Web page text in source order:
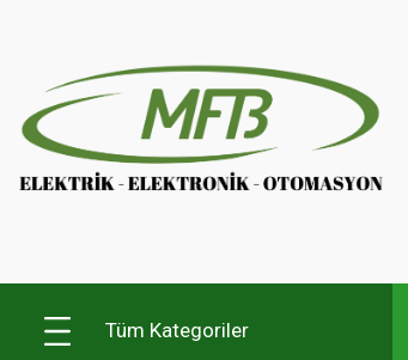
Tüm Kategoriler